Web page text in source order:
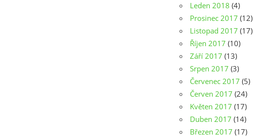
Leden 2018 (4)
Prosinec 2017 (12)
Listopad 2017 (17)
Říjen 2017 (10)
Září 2017 (13)
Srpen 2017 (3)
Červenec 2017 (5)
Červen 2017 (24)
Květen 2017 (17)
Duben 2017 (14)
Březen 2017 (17)